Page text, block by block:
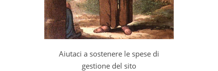
Aiutaci a sostenere le spese di
gestione del sito